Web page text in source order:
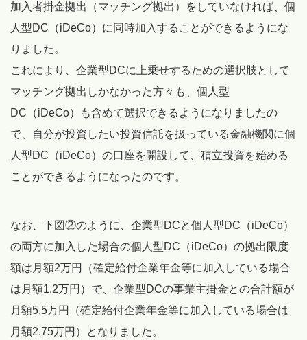
加入者掛金拠出（マッチング拠出）をしていなければ、個
人型DC（iDeCo）に同時加入することができるようにな
りました。
これにより、企業型DCに上乗せするための選択肢として
マッチング拠出しかなかった方々も、個人型
DC（iDeCo）も含めて選択できるようになりましたの
で、自分が投資したい投資信託を扱っている金融機関に個
人型DC（iDeCo）の口座を開設して、積立投資を始める
ことができるようになったのです。
なお、下図②のように、企業型DCと個人型DC（iDeCo）
の両方に加入した場合の個人型DC（iDeCo）の拠出限度
額は月額2万円（確定給付企業年金等に加入している場合
は月額1.2万円）で、企業型DCの事業主掛金との合計額が
月額5.5万円（確定給付企業年金等に加入している場合は
月額2.75万円）となりました。